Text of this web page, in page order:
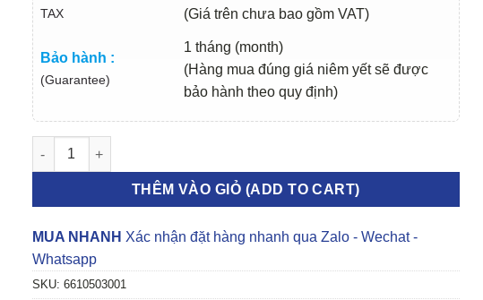
TAX
(Giá trên chưa bao gồm VAT)
Bảo hành :
(Guarantee)
1 tháng (month)
(Hàng mua đúng giá niêm yết sẽ được
bảo hành theo quy định)
TRỤC CAM HÚT SSANGYONG KORANDO 1997-2005 | 6610503001 số lượng
THÊM VÀO GIỎ (ADD TO CART)
MUA NHANH Xác nhận đặt hàng nhanh qua Zalo - Wechat -
Whatsapp
SKU: 6610503001